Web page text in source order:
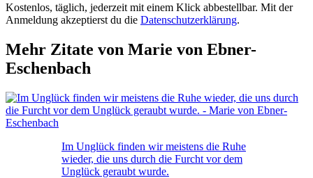
Kostenlos, täglich, jederzeit mit einem Klick abbestellbar. Mit der
Anmeldung akzeptierst du die Datenschutzerklärung.
Mehr Zitate von Marie von Ebner-
Eschenbach
Im Unglück finden wir meistens die Ruhe
wieder, die uns durch die Furcht vor dem
Unglück geraubt wurde.